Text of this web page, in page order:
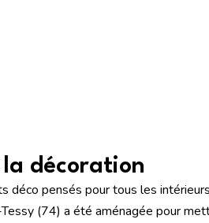
décoration
pensés pour tous les
(74) a été aménagée pour